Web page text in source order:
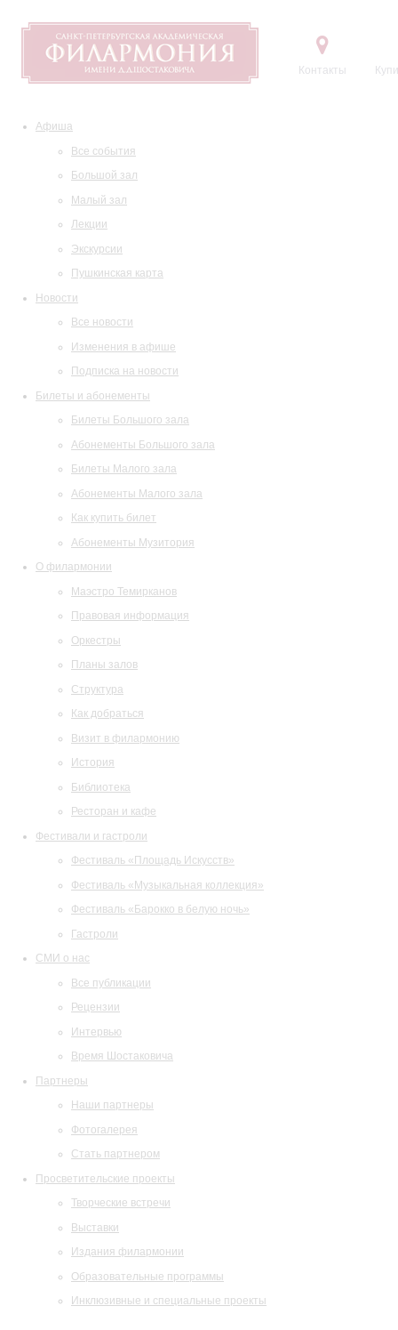
Контакты
Афиша
Все события
Большой зал
Малый зал
Лекции
Экскурсии
Пушкинская карта
Новости
Все новости
Изменения в афише
Подписка на новости
Билеты и абонементы
Билеты Большого зала
Абонементы Большого зала
Билеты Малого зала
Абонементы Малого зала
Как купить билет
Абонементы Музитория
О филармонии
Маэстро Темирканов
Правовая информация
Оркестры
Планы залов
Структура
Как добраться
Визит в филармонию
История
Библиотека
Ресторан и кафе
Фестивали и гастроли
Фестиваль «Площадь Искусств»
Фестиваль «Музыкальная коллекция»
Фестиваль «Барокко в белую ночь»
Гастроли
СМИ о нас
Все публикации
Рецензии
Интервью
Время Шостаковича
Партнеры
Наши партнеры
Фотогалерея
Стать партнером
Просветительские проекты
Творческие встречи
Выставки
Издания филармонии
Образовательные программы
Инклюзивные и специальные проекты